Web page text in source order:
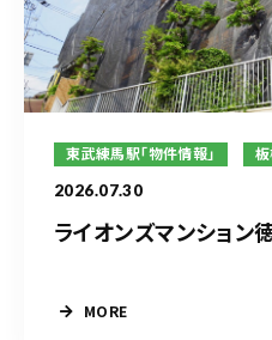
東武練馬駅「物件情報」
2026.07.30
ライオンズマンショ
MORE